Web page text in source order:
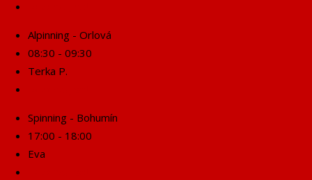
Alpinning - Orlová
08:30 - 09:30
Terka P.
Spinning - Bohumín
17:00 - 18:00
Eva